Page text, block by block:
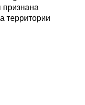
признана
территории